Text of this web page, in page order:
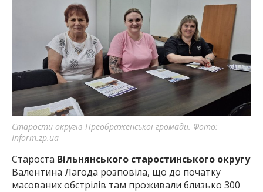
Старости округів Преображенської громади. Фото:
Inform.zp.ua
Староста Вільнянського старостинського округу
Валентина Лагода розповіла, що до початку
масованих обстрілів там проживали близько 300